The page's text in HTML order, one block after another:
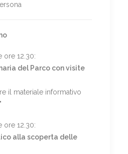
ore 12.30:
del Parco con visite
il materiale informativo
ore 12.30:
alla scoperta delle